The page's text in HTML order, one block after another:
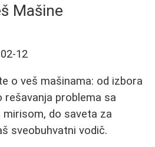
Mašine
12
o veš mašinama: od izbora
rešavanja problema sa
mirisom, do saveta za
sveobuhvatni vodič.